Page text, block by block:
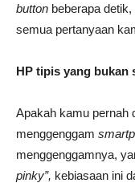
button beberapa
semua pertanyaan
HP tipis yang bukan
Apakah kamu pernah
menggenggam
menggenggamnya,
pinky”, kebiasaan ini